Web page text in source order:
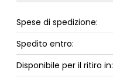
Spese di spedizione:
Spedito entro:
Disponibile per il ritiro in: